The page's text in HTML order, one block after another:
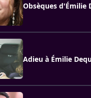
Obsèques d'Émilie
Adieu à Émilie